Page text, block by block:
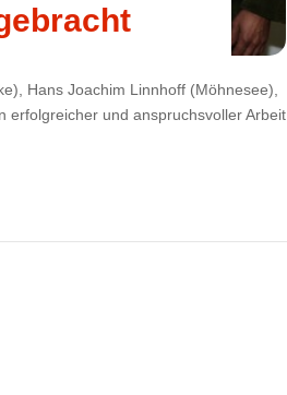
Hans Joachim Linnhoff (Möhnesee),
erfolgreicher und anspruchsvoller Arbeit